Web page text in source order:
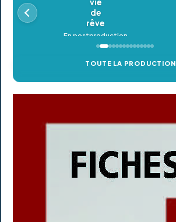
En postproduction
TOUTE LA PRODUCTION